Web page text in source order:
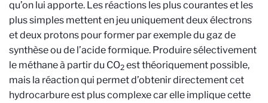
qu’on lui apporte. Les réactions les plus courantes et les
plus simples mettent en jeu uniquement deux électrons
et deux protons pour former par exemple du gaz de
synthèse ou de l’acide formique. Produire sélectivement
le méthane à partir du CO2 est théoriquement possible,
mais la réaction qui permet d’obtenir directement cet
hydrocarbure est plus complexe car elle implique cette